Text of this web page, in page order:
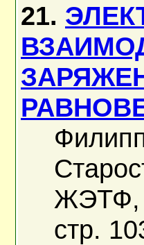
21.
ЖЭТФ,
стр.